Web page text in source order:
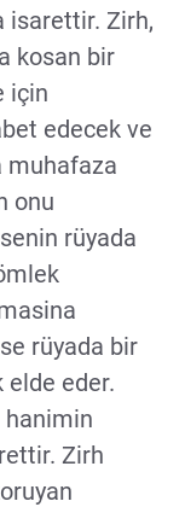
isarettir. Zirh,
kosan bir
için
edecek ve
muhafaza
onu
rüyada
rüyada bir
eder.
hanimin
Zirh